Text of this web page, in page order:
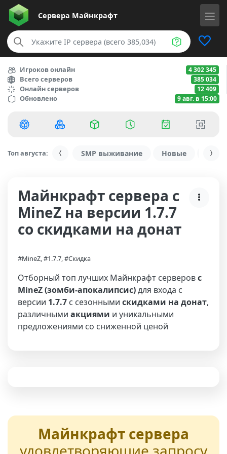
Сервера Майнкрафт
Игроков онлайн 4 302 345
Всего серверов 385 034
Онлайн серверов 12 409
Обновлено 9 авг. в 15:00
Топ августа: SMP выживание Новые С
Майнкрафт сервера с
MineZ на версии 1.7.7
со скидками на донат
#MineZ, #1.7.7, #Скидка
Отборный топ лучших Майнкрафт серверовс
MineZ (зомби-апокалипсис)для входа с
версии 1.7.7 с сезонными скидками на донат,
различными акциями и уникальными
предложениями со сниженной ценой
Майнкрафт сервера